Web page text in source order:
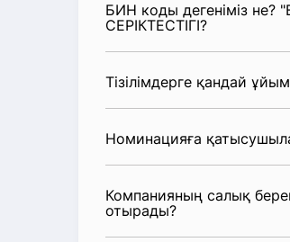
БИН коды дегеніміз
СЕРІКТЕСТІГІ?
Тізілімдерге қандай
Номинацияға
Компанияның салық
отырады?